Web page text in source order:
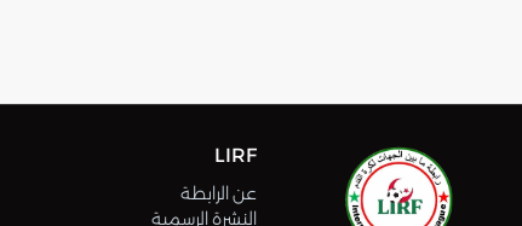
LIRF
عن الرابطة
النشرة الرسمية